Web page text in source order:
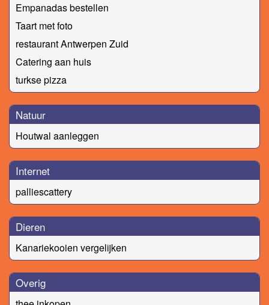
Empanadas bestellen
Taart met foto
restaurant Antwerpen Zuid
Catering aan huis
turkse pizza
Natuur
Houtwal aanleggen
Internet
palliescattery
Dieren
Kanariekooien vergelijken
Overig